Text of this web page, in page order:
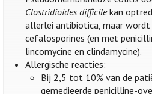
Clostridioides difficilekan
allerlei antibiotica, maar
cefalosporines (en met
lincomycine en clindamycine).
Allergische reacties:
Bij 2,5 tot 10% van de
gemedieerde penicilline-